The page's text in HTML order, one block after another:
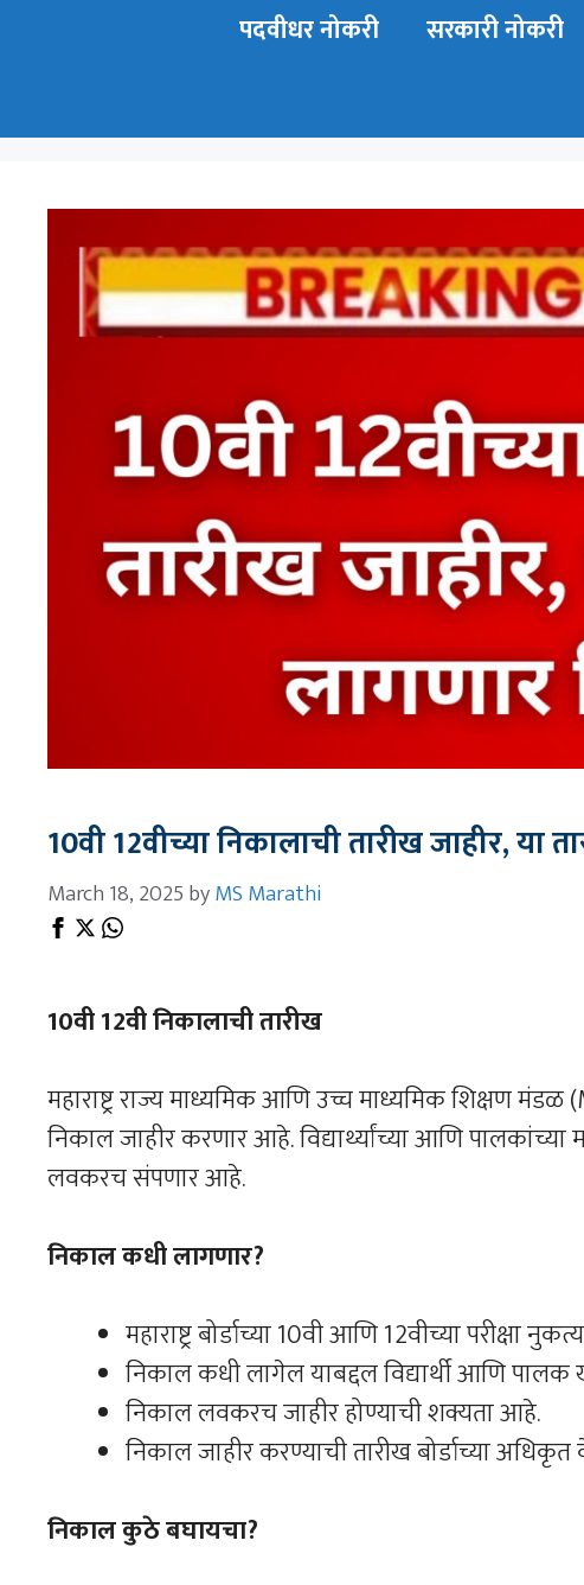
पदवीधर नोकरी
सरकारी नोकरी
10वी 12वीच्या निकालाची तारीख जाहीर, या
March 18, 2025byMS Marathi
10वी 12वी निकालाची तारीख
महाराष्ट्र राज्य माध्यमिक आणि उच्च माध्यमिक शिक्षण
निकाल जाहीर करणार आहे. विद्यार्थ्यांच्या आणि
लवकरच संपणार आहे.
निकाल कधी लागणार?
महाराष्ट्र बोर्डाच्या 10वी आणि 12वीच्या परीक्षा
निकाल कधी लागेल याबद्दल विद्यार्थी आणि
निकाल लवकरच जाहीर होण्याची शक्यता आहे.
निकाल जाहीर करण्याची तारीख बोर्डाच्या
निकाल कुठे बघायचा?